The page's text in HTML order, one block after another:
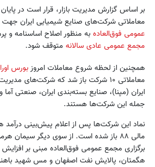
بر اساس گزارش مدیریت بازار، قرار است در
معاملاتی شرکت‌های صنایع شیمیایی ایران جهت
عمومی فو‌ق‌العاده به منظور اصلاح اساسنامه و
مجمع عمومی عادی سالانه متوقف شود.
همچنین از لحظه شروع معاملات امروزبورس
معاملاتی ۱۰ شرکت باز شد که شرکت‌های
ایران (مپنا)، صنایع بسته‌بندی ایران، صنعتی آما
جمله این شرکت‌ها هستند.
نماد این شرکت‌ها پس از اعلام پیش‌بینی
مالی ۸۸ باز شده است. از سوی دیگر سیمان
برگزاری مجمع عمومی فوق‌العاده مبنی بر
هگمتان، پالایش نفت اصفهان و مس شهید